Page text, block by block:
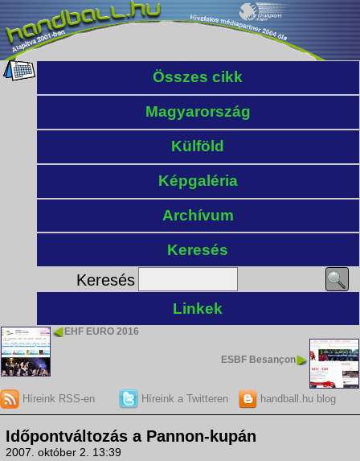
Összes cikk
Magyarország
Külföld
Képgaléria
Archívum
Keresés
Keresés
Linkek
EHF EURO 2016
ESBF Besançon
Híreink RSS-en Híreink a Twitteren handball.hu blog
Időpontváltozás a Pannon-kupán
2007. október 2. 13:39